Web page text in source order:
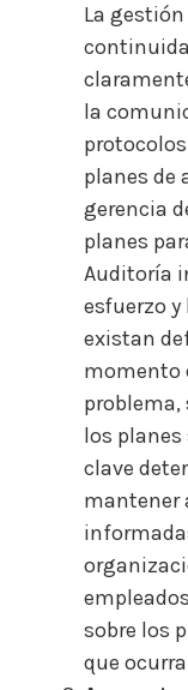
La
la
planes de
gerencia
planes
Auditoría
esfuerzo
existan
momento
problema,
los planes
clave
mantener
sobre los
que